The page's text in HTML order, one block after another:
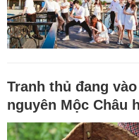
Tranh thủ đang
nguyên Mộc Châu